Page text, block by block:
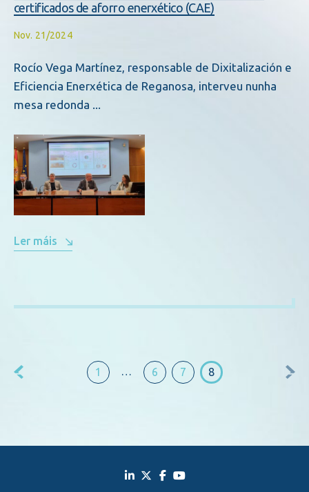
certificados de aforro enerxético (CAE)
Nov. 21/2024
Rocío Vega Martínez, responsable de Dixitalización e
Eficiencia Enerxética de Reganosa, interveu nunha
mesa redonda ...
Ler máis
1 … 6 7 8